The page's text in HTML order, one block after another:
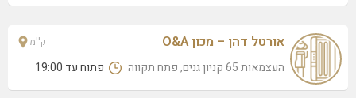
אורטל דהן – מכון O&A
העצמאות 65 קניון גנים, פתח תקווה פתוח עד 19:00
ק''מ